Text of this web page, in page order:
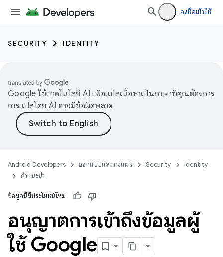
ลงชื่อเข้าใช้
SECURITY IDENTITY
Google ใช้เทคโนโลยี AI เพื่อแปลเนื้อหาเป็นภาษาที่คุณต้องการ
การแปลโดย AI อาจมีข้อผิดพลาด
Android Developers ออกแบบและวางแผน Security
Identity
คำแนะนำ
ข้อมูลนี้มีประโยชน์ไหม
อนุญาตการเข้าถึงข้อมูลผู้
ใช้ Google